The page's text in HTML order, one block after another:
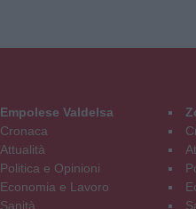
Empolese Valdelsa
Cronaca
Attualità
Politica e Opinioni
Economia e Lavoro
Sanità